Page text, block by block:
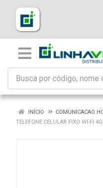
INÍCIO COMUNICACAO
TELEFONE CELULAR FIXO WI-FI